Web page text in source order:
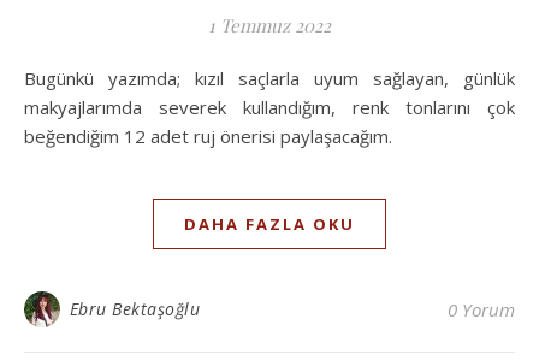
1 Temmuz 2022
Bugünkü yazımda; kızıl saçlarla uyum sağlayan, günlük
makyajlarımda severek kullandığım, renk tonlarını çok
beğendiğim 12 adet ruj önerisi paylaşacağım.
DAHA FAZLA OKU
Ebru Bektaşoğlu 0 Yorum